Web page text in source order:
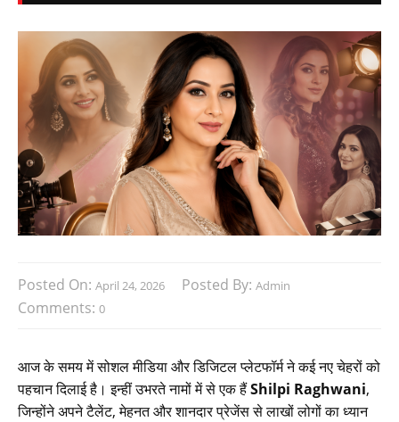
Posted On: April 24, 2026 Posted By: Admin
Comments: 0
आज के समय में सोशल मीडिया और डिजिटल प्लेटफॉर्म ने कई नए चेहरों को
पहचान दिलाई है। इन्हीं उभरते नामों में से एक हैंShilpi Raghwani,
जिन्होंने अपने टैलेंट, मेहनत और शानदार प्रेजेंस से लाखों लोगों का ध्यान